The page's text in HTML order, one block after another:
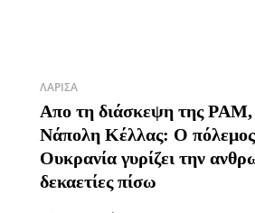
ΛΆΡΙΣΑ
Απο τη διάσκεψη της
Νάπολη Κέλλας: Ο
Ουκρανία γυρίζει την
δεκαετίες πίσω